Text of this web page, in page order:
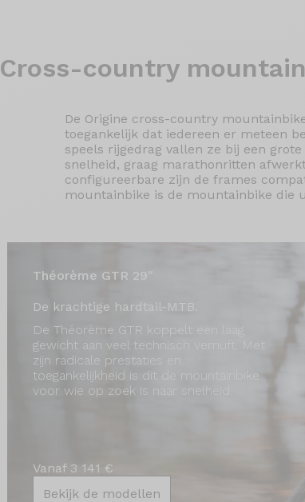
Cross-country
De Origine cross-country
toegankelijk dat iedereen er meteen
speels rijgedrag vallen ze bij een
snelheid, graag marathonritten
configureerbare zijn de frames
mountainbike is de mountainbike die
Théorème GTR 29″
De krachtige hardtail-MTB.
De Théorème GTR koppelt een laag
gewicht aan veel technisch vernuft. Met
zijn radicale prestaties en
toegankelijkheid is dit de mountainbike
voor wie op zoek is naar snelheid.
Vanaf 3 141 €
Bekijk de modellen